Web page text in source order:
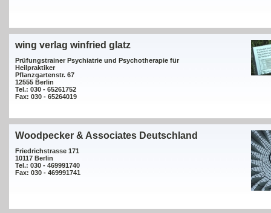
wing verlag winfried glatz
Prüfungstrainer Psychiatrie und Psychotherapie für
Heilpraktiker
Pflanzgartenstr. 67
12555 Berlin
Tel.: 030 - 65261752
Fax: 030 - 65264019
Woodpecker & Associates Deutschland
Friedrichstrasse 171
10117 Berlin
Tel.: 030 - 469991740
Fax: 030 - 469991741